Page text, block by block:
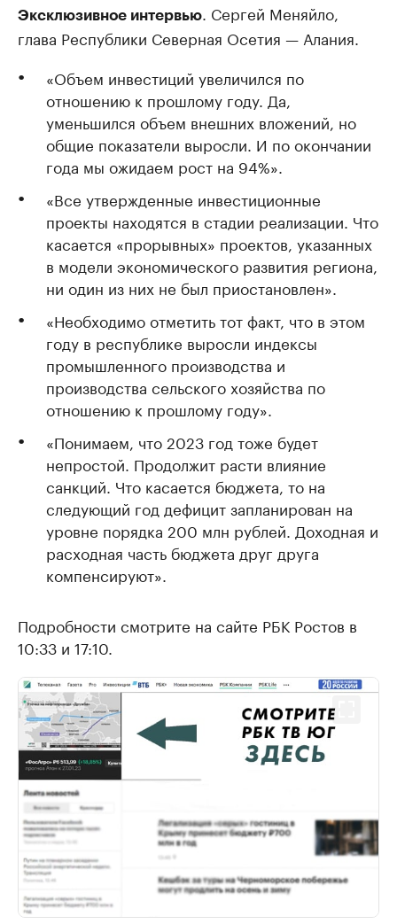
Эксклюзивное интервью
. Сергей Меняйло,
глава Республики Северная Осетия — Алания.
«Объем инвестиций увеличился по
отношению к прошлому году. Да,
уменьшился объем внешних вложений, но
общие показатели выросли. И по окончании
года мы ожидаем рост на 94%».
«Все утвержденные инвестиционные
проекты находятся в стадии реализации. Что
касается «прорывных» проектов, указанных
в модели экономического развития региона,
ни один из них не был приостановлен».
«Необходимо отметить тот факт, что в этом
году в республике выросли индексы
промышленного производства и
производства сельского хозяйства по
отношению к прошлому году».
«Понимаем, что 2023 год тоже будет
непростой. Продолжит расти влияние
санкций. Что касается бюджета, то на
следующий год дефицит запланирован на
уровне порядка 200 млн рублей. Доходная и
расходная часть бюджета друг друга
компенсируют».
Подробности смотрите на сайте РБК Ростов в
10:33 и 17:10.